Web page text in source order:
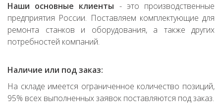
Наши основные клиенты - это производственные
предприятия России. Поставляем комплектующие для
ремонта станков и оборудования, а также других
потребностей компаний.
Наличие или под заказ:
На складе имеется ограниченное количество позиций,
95% всех выполненных заявок поставляются под заказ.